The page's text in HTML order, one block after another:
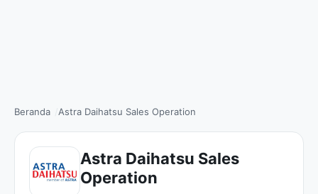
Beranda Astra Daihatsu Sales Operation
Astra Daihatsu Sales
Operation